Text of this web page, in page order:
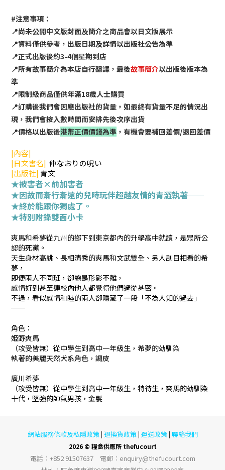
#注意事項：
📍尚未公開中文版封面及簡介之商品會以日文版展示
📍資料僅供參考，出版日期及詳情以出版社公告為準
📍正式出版後約3-4個星期到店
📍所有故事簡介為本店自行翻譯，最後故事簡介以出版後版本為
準
📍限制級商品僅供年滿18歲人士購買
📍訂購後我們會因應出版社的貨量，如最終有貨量不足的情況出
現，我們會按入數時間而安排先後次序出貨
📍價格以出版後港幣正價價錢為準 ，有機會要補回差價/退回差價
|內容|
|日文書名| 仲なおりの呪い
|出版社| 青文
★被害者×前加害者
★因故而漸行漸遠的兒時玩伴超越友情的青澀執著──
★終於能跟你獨處了。
★特別附錄雙面小卡
爽馬和希夢從九州的鄉下到東京都內的升學高中就讀，是眾所公
認的死黨。
天生身材高䠷、長相清秀的爽馬和文武雙全、另人刮目相看的希
夢，
即便兩人不同班，卻總是形影不離，
感情好到甚至連校內他人都覺得他們過從甚密。
不過，看似感情和睦的兩人卻隱藏了一段「不為人知的過去」
──
角色：
姫野爽馬
（攻受皆無）從中學生到高中一年級生，希夢的幼馴染
執著的美麗天然犬系角色，調皮
廣川希夢
（攻受皆無）從中學生到高中一年級生，特待生，爽馬的幼馴染
十代，堅強的帥氣男孩，金髮
網站服務條款及私隱政策| 退換貨政策| 運送政策 | 聯絡我們
2026 © 糧食供應所 thefucourt
電話︰+852 91507637 電郵︰enquiry@thefucourt.com